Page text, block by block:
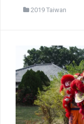
2019 Taiwan